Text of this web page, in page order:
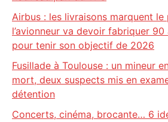
Airbus : les livraisons marquent le
l’avionneur va devoir fabriquer
pour tenir son objectif de 2026
Fusillade à Toulouse : un mineur
mort, deux suspects mis en
détention
Concerts, cinéma, brocante… 6